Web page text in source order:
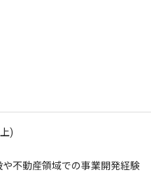
)
や不動産領域での事業開発経験